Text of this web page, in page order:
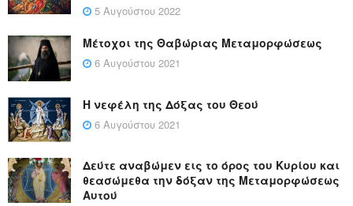
5 Αυγούστου 2022
Μέτοχοι της Θαβώριας Μεταμορφώσεως
6 Αυγούστου 2021
Η νεφέλη της Δόξας του Θεού
6 Αυγούστου 2021
Δεύτε αναβώμεν εις το όρος του Κυρίου και
θεασώμεθα την δόξαν της Μεταμορφώσεως
Αυτού